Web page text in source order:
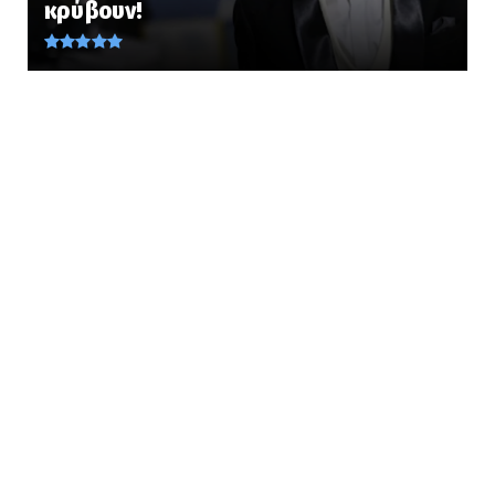
πρέπει να καταρρίπτ...
κρύβουν!